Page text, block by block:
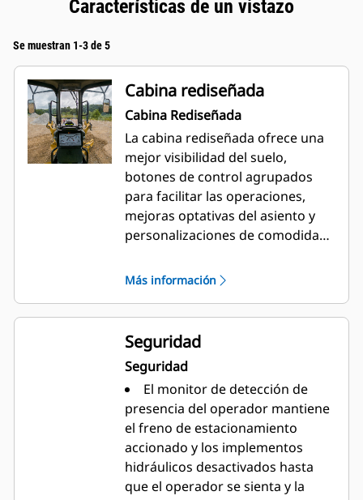
Características de un vistazo
Se muestran 1-3 de 5
Cabina rediseñada
Cabina Rediseñada
La cabina rediseñada ofrece una
mejor visibilidad del suelo,
botones de control agrupados
para facilitar las operaciones,
mejoras optativas del asiento y
personalizaciones de comodidad
Motoniveladora Cat 160 cuenta
palanca universal (JOY, por
"joystick") fácil de aprender que
ayuda a reducir la fatiga por el
movimiento del brazo del
operador.
Más información
Seguridad
Seguridad
El monitor de detección de
presencia del operador mantiene
el freno de estacionamiento
accionado y los implementos
hidráulicos desactivados hasta
que el operador se sienta y la